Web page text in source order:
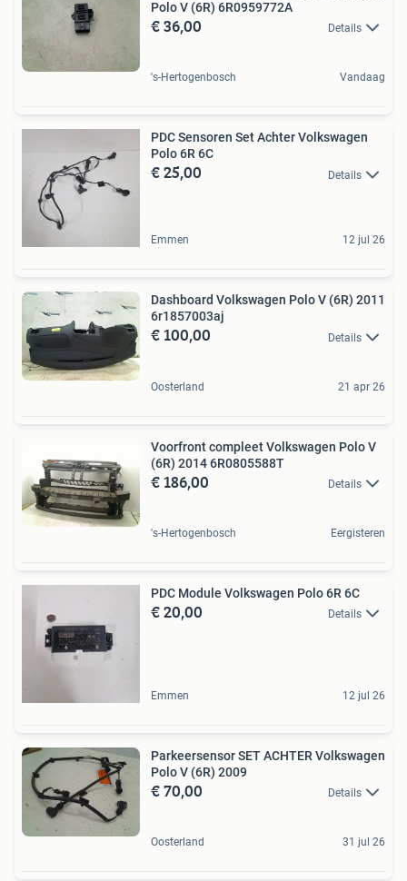
Polo V (6R) 6R0959772A
€ 36,00 Details
's-Hertogenbosch Vandaag
PDC Sensoren Set Achter Volkswagen
Polo 6R 6C
€ 25,00 Details
Emmen 12 jul 26
Dashboard Volkswagen Polo V (6R) 2011
6r1857003aj
€ 100,00 Details
Oosterland 21 apr 26
Voorfront compleet Volkswagen Polo V
(6R) 2014 6R0805588T
€ 186,00 Details
's-Hertogenbosch Eergisteren
PDC Module Volkswagen Polo 6R 6C
€ 20,00 Details
Emmen 12 jul 26
Parkeersensor SET ACHTER Volkswagen
Polo V (6R) 2009
€ 70,00 Details
Oosterland 31 jul 26